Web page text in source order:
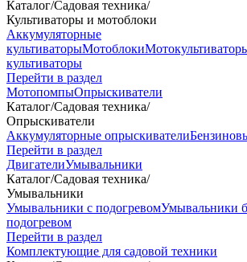
Каталог/Садовая техника/
Культиваторы и мотоблоки
Аккумуляторные
культиваторыМотоблоки
культиваторы
Перейти в раздел
МотопомпыОпрыскиватели
Каталог/Садовая техника/
Опрыскиватели
Аккумуляторные опрыскиватели
Перейти в раздел
ДвигателиУмывальники
Каталог/Садовая техника/
Умывальники
Умывальники с подогревомУмывальники
подогревом
Перейти в раздел
Комплектующие для садовой техники